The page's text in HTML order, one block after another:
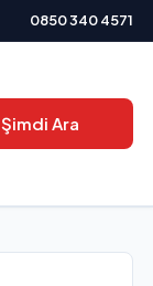
0850 340 4571
Şimdi Ara